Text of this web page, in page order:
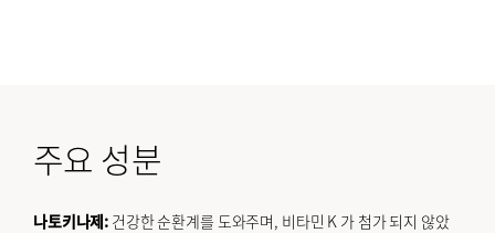
주요 성분
나토키나제: 건강한 순환계를 도와주며, 비타민 K 가 첨가 되지 않았